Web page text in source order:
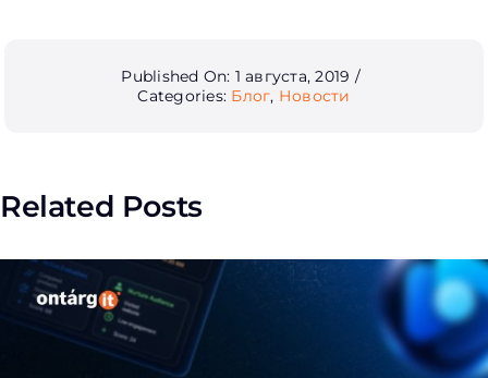
Published On: 1 августа, 2019 /
Categories: Блог, Новости
Related Posts